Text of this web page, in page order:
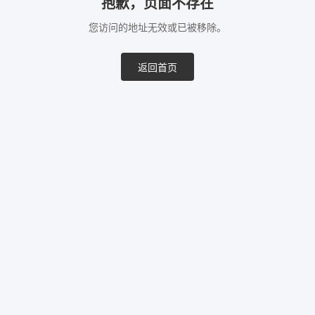
抱歉，页面不存在
您访问的地址无效或已被移除。
返回首页